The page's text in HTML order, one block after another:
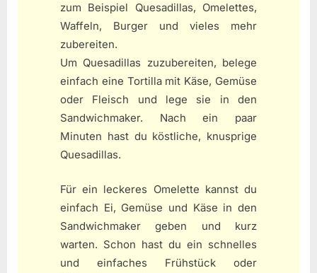
zum Beispiel Quesadillas, Omelettes,
Waffeln, Burger und vieles mehr
zubereiten.
Um Quesadillas zuzubereiten, belege
einfach eine Tortilla mit Käse, Gemüse
oder Fleisch und lege sie in den
Sandwichmaker. Nach ein paar
Minuten hast du köstliche, knusprige
Quesadillas.
Für ein leckeres Omelette kannst du
einfach Ei, Gemüse und Käse in den
Sandwichmaker geben und kurz
warten. Schon hast du ein schnelles
und einfaches Frühstück oder